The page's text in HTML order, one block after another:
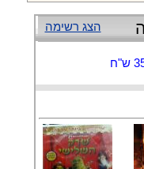
הצג רשימה